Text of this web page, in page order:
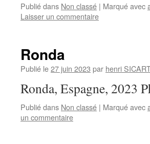
Publié dans Non classé | Marqué avec
Laisser un commentaire
Ronda
Publié le27 juin 2023 par henri
Ronda, Espagne, 2023
Publié dans Non classé | Marqué avec
un commentaire